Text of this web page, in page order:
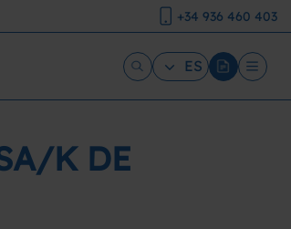
+34 936 460 403
ES
K DE